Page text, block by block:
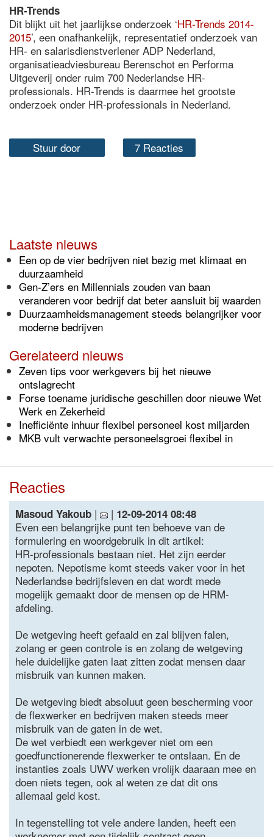
HR-Trends
Dit blijkt uit het jaarlijkse onderzoek ‘HR-Trends 2014-
2015’, een onafhankelijk, representatief onderzoek van
HR- en salarisdienstverlener ADP Nederland,
organisatieadviesbureau Berenschot en Performa
Uitgeverij onder ruim 700 Nederlandse HR-
professionals. HR-Trends is daarmee het grootste
onderzoek onder HR-professionals in Nederland.
Stuur door 7 Reacties
Laatste nieuws
Een op de vier bedrijven niet bezig met klimaat en
duurzaamheid
Gen-Z’ers en Millennials zouden van baan
veranderen voor bedrijf dat beter aansluit bij waarden
Duurzaamheidsmanagement steeds belangrijker voor
moderne bedrijven
Gerelateerd nieuws
Zeven tips voor werkgevers bij het nieuwe
ontslagrecht
Forse toename juridische geschillen door nieuwe Wet
Werk en Zekerheid
Inefficiënte inhuur flexibel personeel kost miljarden
MKB vult verwachte personeelsgroei flexibel in
Reacties
Masoud Yakoub | | 12-09-2014 08:48
Even een belangrijke punt ten behoeve van de
formulering en woordgebruik in dit artikel:
HR-professionals bestaan niet. Het zijn eerder
nepoten. Nepotisme komt steeds vaker voor in het
Nederlandse bedrijfsleven en dat wordt mede
mogelijk gemaakt door de mensen op de HRM-
afdeling.
De wetgeving heeft gefaald en zal blijven falen,
zolang er geen controle is en zolang de wetgeving
hele duidelijke gaten laat zitten zodat mensen daar
misbruik van kunnen maken.
De wetgeving biedt absoluut geen bescherming voor
de flexwerker en bedrijven maken steeds meer
misbruik van de gaten in de wet.
De wet verbiedt een werkgever niet om een
goedfunctionerende flexwerker te ontslaan. En de
instanties zoals UWV werken vrolijk daaraan mee en
doen niets tegen, ook al weten ze dat dit ons
allemaal geld kost.
In tegenstelling tot vele andere landen, heeft een